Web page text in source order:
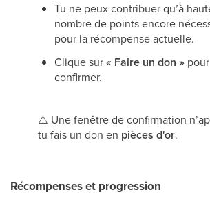
Tu ne peux contribuer qu’à
nombre de points encore
pour la récompense actuelle.
Clique sur« Faire un don » pour
confirmer.
⚠️ Une fenêtre de confirmation
tu fais un don en pièces d'or.
Récompenses et progression